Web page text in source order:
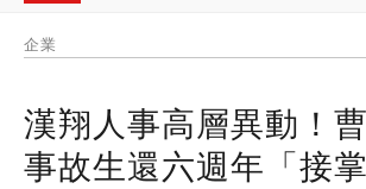
企業
漢翔人事高層異動！
事故生還六週年「接掌